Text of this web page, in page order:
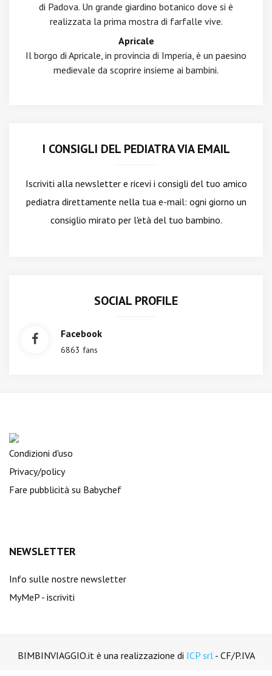
di Padova. Un grande giardino botanico dove si è
realizzata la prima mostra di farfalle vive.
Apricale
Il borgo di Apricale, in provincia di Imperia, è un paesino
medievale da scoprire insieme ai bambini.
I CONSIGLI DEL PEDIATRA VIA EMAIL
Iscriviti alla newslettere ricevi i consigli del tuo amico
pediatra direttamente nella tua e-mail: ogni giorno un
consiglio mirato per l'età del tuo bambino.
SOCIAL PROFILE
Facebook
6863 fans
Condizioni d'uso
Privacy/policy
Fare pubblicità su Babychef
NEWSLETTER
Info sulle nostre newsletter
MyMeP - iscriviti
BIMBINVIAGGIO.it è una realizzazione di ICP srl- CF/P.IVA